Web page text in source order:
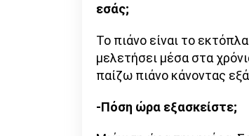
εσάς;
Το πιάνο είναι το
μελετήσει μέσα στα
παίζω πιάνο κάνοντας
-Πόση ώρα εξασκείστε;